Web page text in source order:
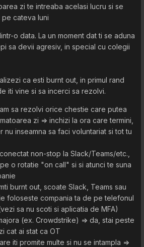
zi te intreaba acelasi lucru si se
cateva luni
o data. La un moment dat ti se aduna
sa devii agresiv, in special cu colegii
ca esti burnt out, in primul rand
iti vine si sa incerci sa rezolvi.
sa rezolvi orice chestie care putea
zi => inchizi la ora care termini,
nu inseamna sa faci voluntariat si tot tu
non-stop la Slack/Teams/etc.,
o rotatie "on call" si si atunci te suna
burnt out, scoate Slack, Teams sau
foloseste compania ta de pe telefonul
sa nu scoti si aplicatia de MFA)
(ex. Crowdstrike) => da, stai peste
cat ai stat ca OT
iti promite multe si nu se intampla =>